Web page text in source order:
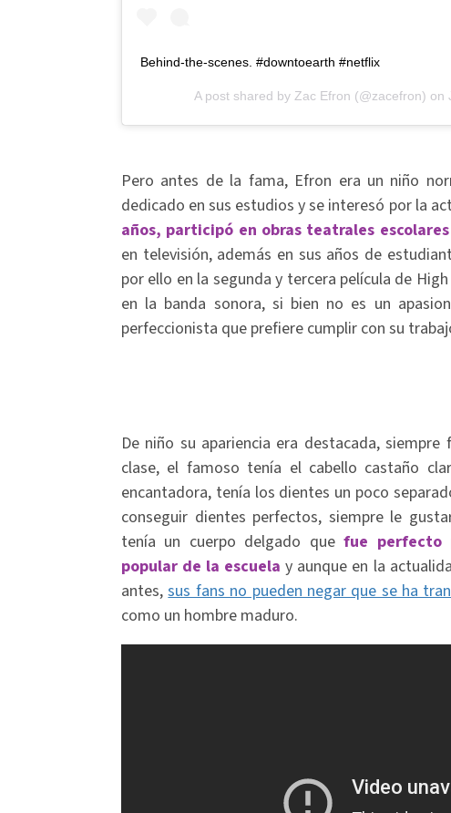
Behind-the-scenes. #downtoearth #netflix
A post shared by Zac Efron (@zacefron) on
Pero antes de la fama, Efron era un niño
dedicado en sus estudios y se interesó por la
años, participó en obras teatrales escolares
en televisión, además en sus años de
por ello en la segunda y tercera película de
en la banda sonora, si bien no es un
perfeccionista que prefiere cumplir con su
De niño su apariencia era destacada,
clase, el famoso tenía el cabello castaño
encantadora, tenía los dientes un poco
conseguir dientes perfectos, siempre le
tenía un cuerpo delgado quefue perfecto
popular de la escuela y aunque en la
antes,sus fans no pueden negar que se ha
como un hombre maduro.